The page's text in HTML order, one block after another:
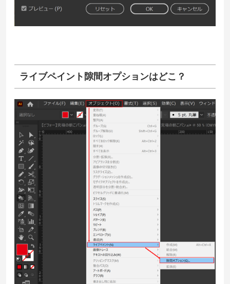
ライブペイント隙間オプションはどこ？